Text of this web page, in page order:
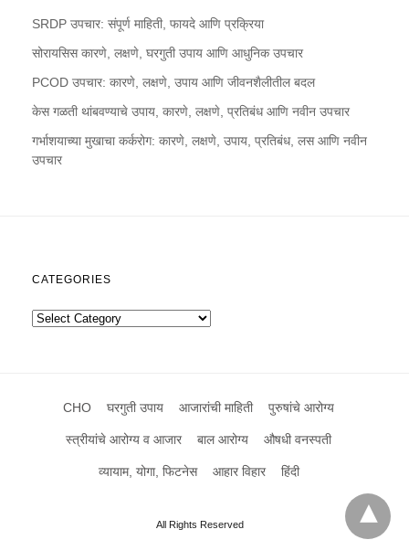
SRDP उपचार: संपूर्ण माहिती, फायदे आणि प्रक्रिया
सोरायसिस कारणे, लक्षणे, घरगुती उपाय आणि आधुनिक उपचार
PCOD उपचार: कारणे, लक्षणे, उपाय आणि जीवनशैलीतील बदल
केस गळती थांबवण्याचे उपाय, कारणे, लक्षणे, प्रतिबंध आणि नवीन उपचार
गर्भाशयाच्या मुखाचा कर्करोग: कारणे, लक्षणे, उपाय, प्रतिबंध, लस आणि नवीन
उपचार
CATEGORIES
Categories
CHO घरगुती उपाय आजारांची माहिती पुरुषांचे आरोग्य
स्त्रीयांचे आरोग्य व आजार बाल आरोग्य औषधी वनस्पती
व्यायाम, योगा, फिटनेस आहार विहार हिंदी
All Rights Reserved